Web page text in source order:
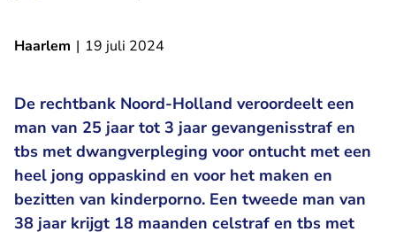
Haarlem | 19 juli 2024
De rechtbank Noord-Holland veroordeelt een
man van 25 jaar tot 3 jaar gevangenisstraf en
tbs met dwangverpleging voor ontucht met een
heel jong oppaskind en voor het maken en
bezitten van kinderporno. Een tweede man van
38 jaar krijgt 18 maanden celstraf en tbs met